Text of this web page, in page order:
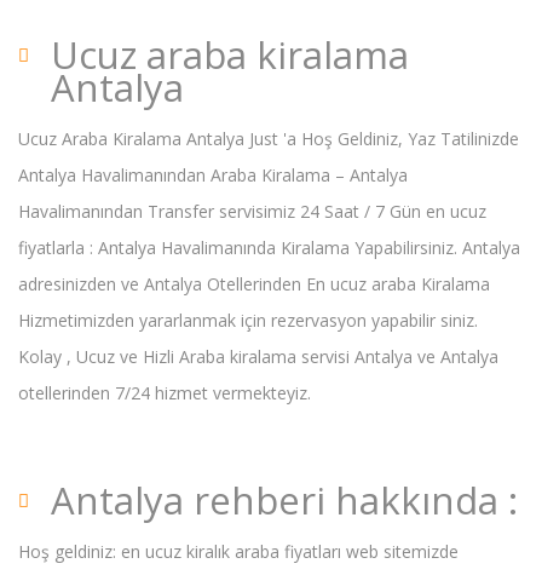
Ucuz araba kiralama
Antalya
Ucuz Araba Kiralama Antalya Just 'a Hoş Geldiniz, Yaz Tatilinizde
Antalya Havalimanından Araba Kiralama – Antalya
Havalimanından Transfer servisimiz 24 Saat / 7 Gün en ucuz
fiyatlarla : Antalya Havalimanında Kiralama Yapabilirsiniz. Antalya
adresinizden ve Antalya Otellerinden En ucuz araba Kiralama
Hizmetimizden yararlanmak için rezervasyon yapabilir siniz.
Kolay , Ucuz ve Hizli Araba kiralama servisi Antalya ve Antalya
otellerinden 7/24 hizmet vermekteyiz.
Antalya rehberi hakkında :
Hoş geldiniz: en ucuz kiralık araba fiyatları web sitemizde